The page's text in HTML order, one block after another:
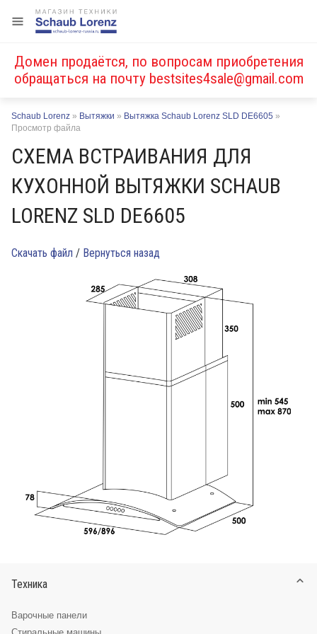
Домен продаётся, по вопросам приобретения
обращаться на почту bestsites4sale@gmail.com
Schaub Lorenz » Вытяжки » Вытяжка Schaub Lorenz SLD DE6605 »
Просмотр файла
СХЕМА ВСТРАИВАНИЯ ДЛЯ
КУХОННОЙ ВЫТЯЖКИ SCHAUB
LORENZ SLD DE6605
Скачать файл / Вернуться назад
Техника
Варочные панели